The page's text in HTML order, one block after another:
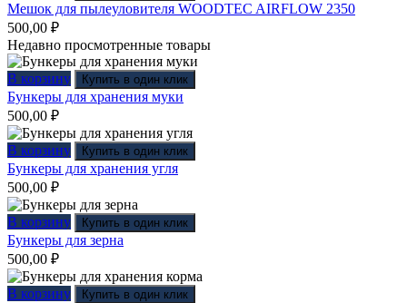
Мешок для пылеуловителя WOODTEC AIRFLOW 2350
500,00 ₽
Недавно просмотренные товары
В корзину Купить в один клик
Бункеры для хранения муки
500,00 ₽
В корзину Купить в один клик
Бункеры для хранения угля
500,00 ₽
В корзину Купить в один клик
Бункеры для зерна
500,00 ₽
В корзину Купить в один клик